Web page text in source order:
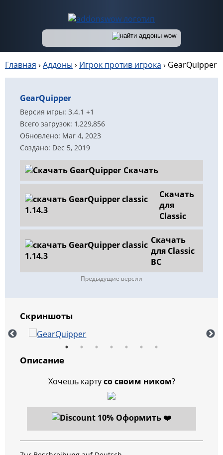
Главная › Аддоны › Игрок против игрока › GearQuipper
GearQuipper
Версия игры: 3.4.1 +1
Всего загрузок: 1,229,856
Обновлено: Mar 4, 2023
Создано: Dec 5, 2019
Скачать
Скачать
для
Classic
Скачать
для Classic
BC
Предыдущие версии
Скриншоты
Описание
Хочешь картусо своим ником?
Оформить ❤️